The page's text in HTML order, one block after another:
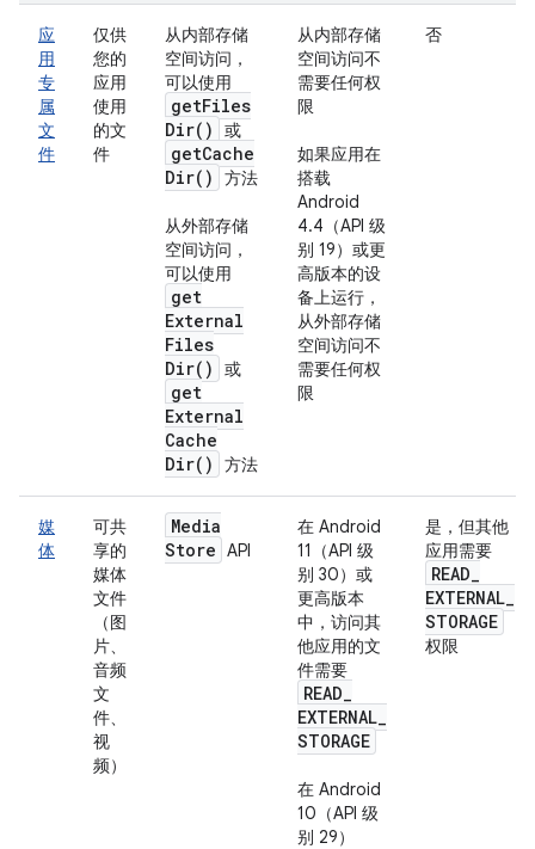
应
用
专
属
文
件
仅供
您的
应用
使用
的文
件
从内部存储
空间访问，
可以使用
getFiles
Dir( ) 或
getCache
Dir( ) 方法
从外部存储
空间访问，
可以使用
get
External
Files
Dir( ) 或
get
External
Cache
Dir( ) 方法
从内部存储
空间访问不
需要任何权
限
如果应用在
搭载
Android
4.4（API 级
别 19）或更
高版本的设
备上运行，
从外部存储
空间访问不
需要任何权
限
否
媒
体
可共
享的
媒体
文件
（图
片、
音频
文
件、
视
频）
Media
Store API
在 Android
11（API 级
别 30）或
更高版本
中，访问其
他应用的文
件需要
READ_
EXTERNAL_
STORAGE
在 Android
10（API 级
别 29）
是，但其他
应用需要
READ_
EXTERNAL_
STORAGE
权限